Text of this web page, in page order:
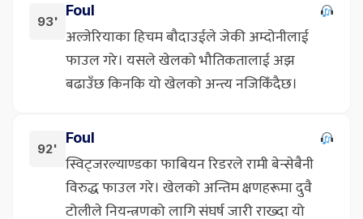
93'
Foul
अल्जेरियाका हिचम बौदाउईले जेकी अम्दोनीलाई
फाउल गरे। यसले खेलको भौतिकतालाई अझ
बढाउँछ किनकि यो खेलको अन्त्य नजिकिँदैछ।
92'
Foul
स्विट्जरल्याण्डका फाबियन रिडरले रामी बेन्सेबैनी
विरुद्ध फाउल गरे। खेलको अन्तिम क्षणहरूमा दुवै
टोलीले नियन्त्रणको लागि संघर्ष जारी राख्दा यो